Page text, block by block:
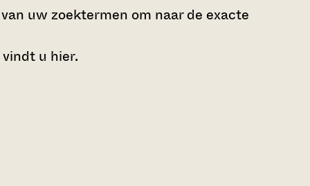
uw zoektermen om naar de exacte
u hier.